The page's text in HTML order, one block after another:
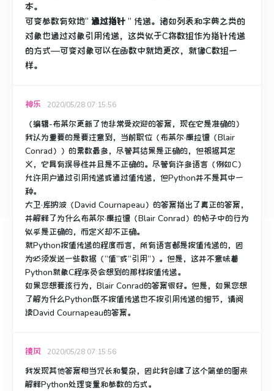
本。
可变参数有效地“ 通过指针 ” 传递。 诸如列表和字典之类的
对象也通过对象引用传递，这类似于C将数组作为指针传递
的方式—可变对象可以在函数中就地更改，就像C数组一
样。
神乐 2020/05/28 07:15:56
（编辑-布莱尔更新了他非常受欢迎的答案，现在它是准确的）
我认为重要的是要注意到，当前职位（布莱尔·康拉德（Blair
Conrad））的票数最多，尽管其结果是正确的，但根据其定
义，它具有误导性并且是不正确的。 尽管有许多语言（例如C）
允许用户通过引用传递或通过值传递，但Python并不是其中一
种。
大卫·库纳波（David Cournapeau）的答案指出了真正的答案，
并解释了为什么布莱尔·康拉德（Blair Conrad）的帖子中的行为
似乎是正确的，而定义却不正确。
就Python按值传递的程度而言，所有语言都是按值传递的，因
为必须发送一些数据（“值”或“引用”）。 但是，这并不意味着
Python就象C程序员会想到的那样按值传递。
如果您想要该行为，Blair Conrad的答案很好。 但是，如果您想
了解为什么Python既不按值传递也不按引用传递的细节，请阅
读David Cournapeau的答案。
镜风 2020/05/28 07:15:56
我发现其他答案相当冗长和复杂，因此我创建了这个简单的图来
解释Python处理变量和参数的方式。